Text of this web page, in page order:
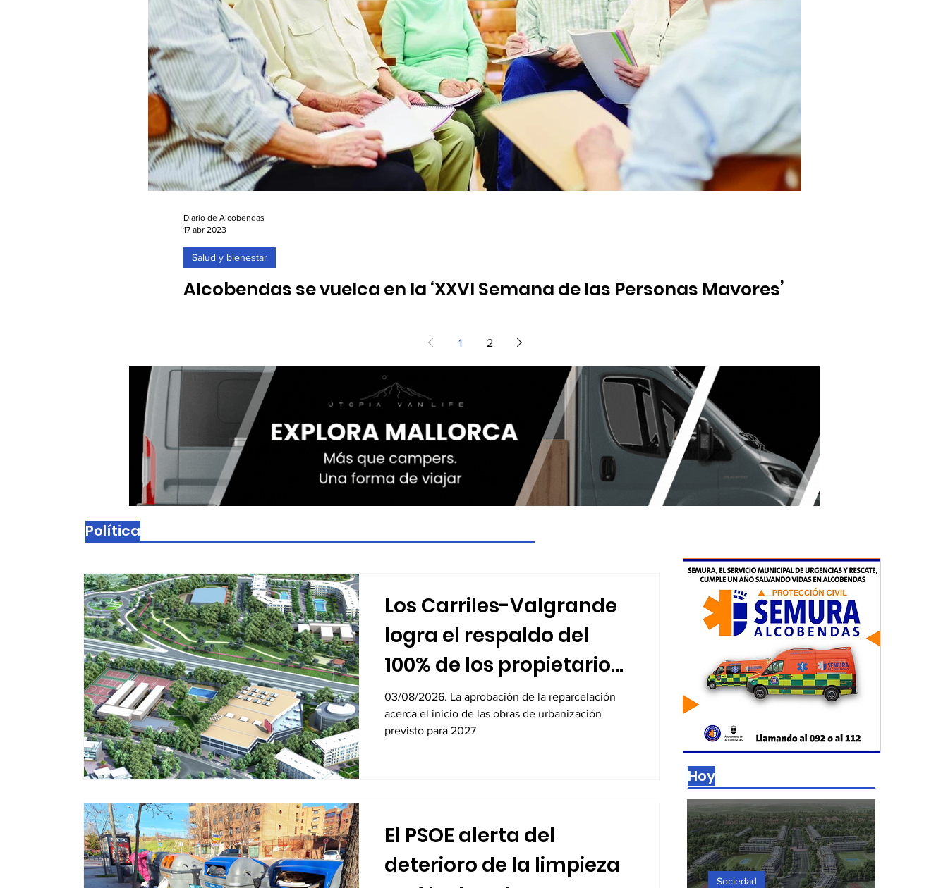
Alcobendas se vuelca en la ‘XXVI Semana de las Personas Mayores’
Salud y bienestar
Diario de Alcobendas
17 abr 2023
1 2
Política
Los Carriles-Valgrande
logra el respaldo del
100% de los propietarios
para sus 8.600 viviendas
03/08/2026. La aprobación de la reparcelación
acerca el inicio de las obras de urbanización
previsto para 2027
El PSOE alerta del
deterioro de la limpieza
Sociedad
Hoy